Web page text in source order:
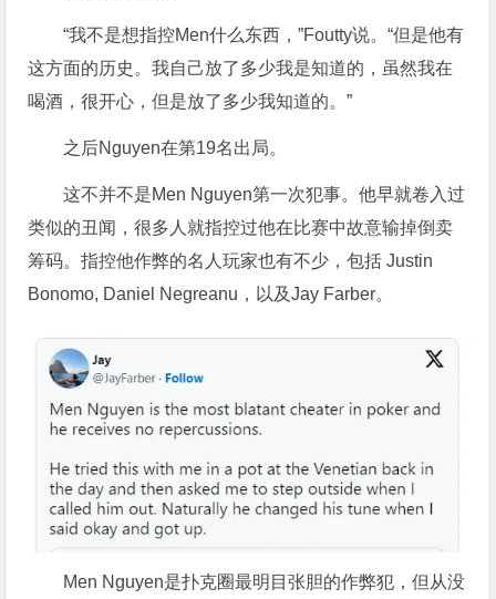
“我不是想指控Men什么东西，”Foutty说。“但是他有
这方面的历史。我自己放了多少我是知道的，虽然我在
喝酒，很开心，但是放了多少我知道的。”
之后Nguyen在第19名出局。
这不并不是Men Nguyen第一次犯事。他早就卷入过
类似的丑闻，很多人就指控过他在比赛中故意输掉倒卖
筹码。指控他作弊的名人玩家也有不少，包括 Justin
Bonomo, Daniel Negreanu，以及Jay Farber。
Men Nguyen是扑克圈最明目张胆的作弊犯，但从没